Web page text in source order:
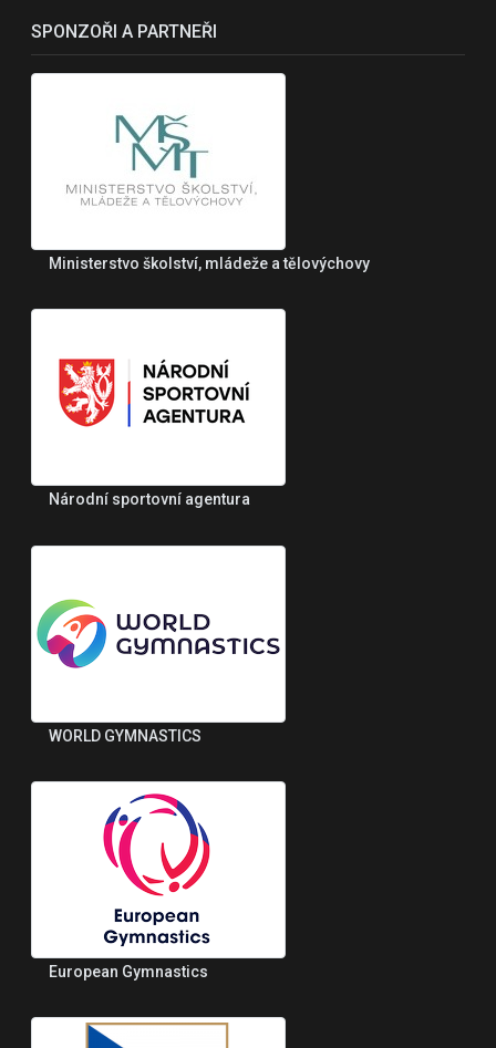
SPONZOŘI A PARTNEŘI
Ministerstvo školství, mládeže a tělovýchovy
Národní sportovní agentura
WORLD GYMNASTICS
European Gymnastics